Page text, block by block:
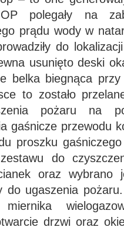
polegały na
prądu wody w
do
usunięto deski
belka biegnąca
to zostało
pożaru na
gaśnicze przewodu
proszku
do
oraz wybrano
do ugaszenia
drzwi oraz